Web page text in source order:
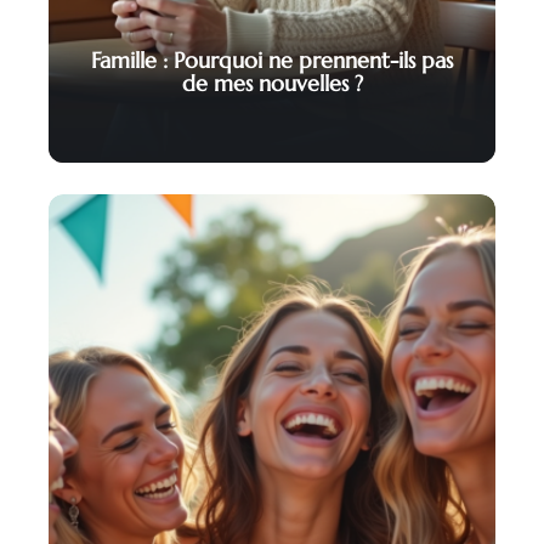
Famille : Pourquoi ne prennent-ils pas
de mes nouvelles ?